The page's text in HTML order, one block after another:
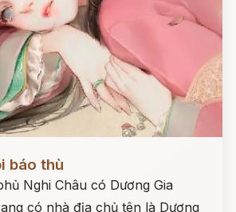
báo thù
Nghi Châu có Dương Gia
có nhà địa chủ tên là Dương